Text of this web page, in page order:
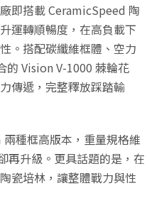
即搭載 CeramicSpeed 陶
運轉順暢度，在高負載下
。搭配碳纖維框體、空力
的 Vision V-1000 棘輪花
傳遞，完整釋放踩踏輸
種框高版本，重量規格維
再升級。更具話題的是，在
瓷培林，讓整體戰力與性